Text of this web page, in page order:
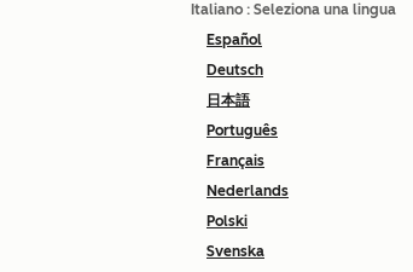
Italiano : Seleziona una lingua
Español
Deutsch
日本語
Português
Français
Nederlands
Polski
Svenska